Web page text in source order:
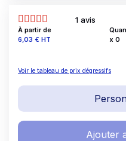
1 avis
À partir de
Prix
6,03 € HT
x 0
Voir le tableau de prix dégressifs
Ajouter